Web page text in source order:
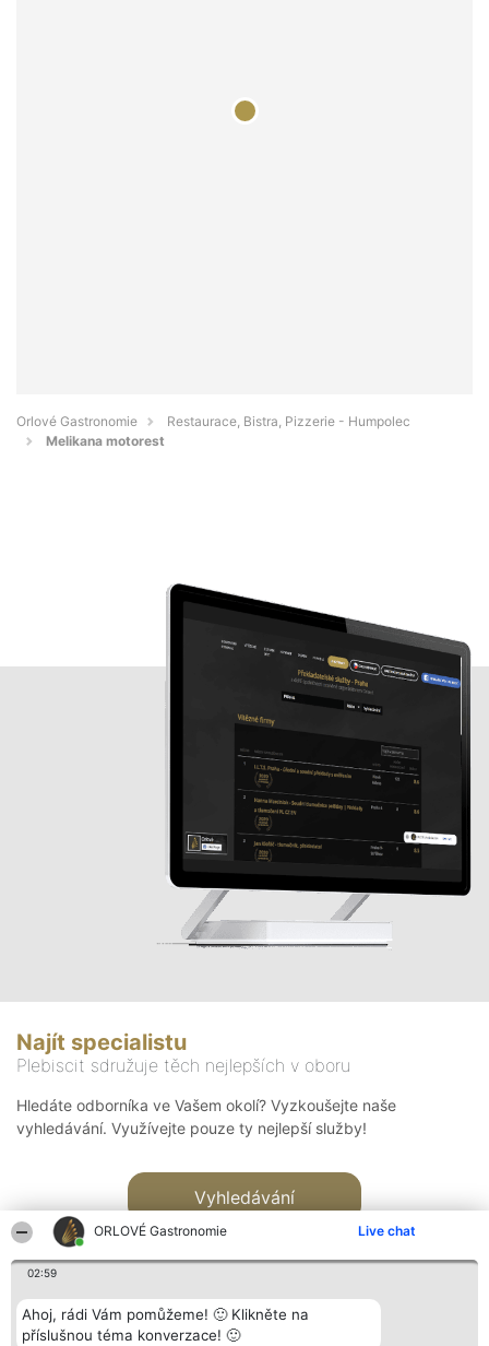
ORLOVÉ Gastronomie Live chat
02:59
Ahoj, rádi Vám pomůžeme! 🙂 Klikněte na
příslušnou téma konverzace! 🙂
Orlové Gastronomie
Restaurace, Bistra, Pizzerie - Humpolec
Melikana motorest
Najít specialistu
Plebiscit sdružuje těch nejlepších v oboru
Hledáte odborníka ve Vašem okolí? Vyzkoušejte naše
vyhledávání. Využívejte pouze ty nejlepší služby!
Vyhledávání